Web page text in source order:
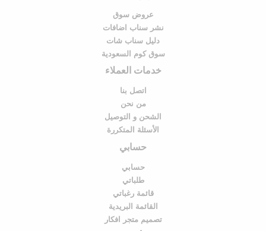
عروض سوق
نشر سناب اضافات
دليل سناب شات
سوق كوم السعودية
خدمات العملاء
اتصل بنا
من نحن
الشحن و التوصيل
الأسئلة المتكررة
حسابي
حسابي
طلباتي
قائمة رغباتي
القائمة البريدية
تصميم متجر افكار